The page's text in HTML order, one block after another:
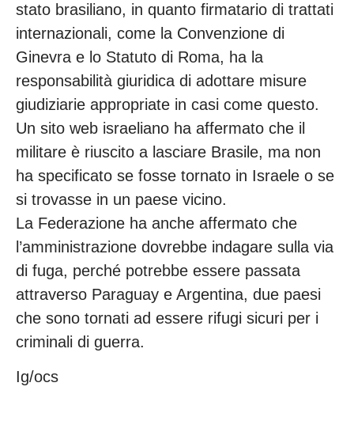
stato brasiliano, in quanto firmatario di trattati
internazionali, come la Convenzione di
Ginevra e lo Statuto di Roma, ha la
responsabilità giuridica di adottare misure
giudiziarie appropriate in casi come questo.
Un sito web israeliano ha affermato che il
militare è riuscito a lasciare Brasile, ma non
ha specificato se fosse tornato in Israele o se
si trovasse in un paese vicino.
La Federazione ha anche affermato che
l’amministrazione dovrebbe indagare sulla via
di fuga, perché potrebbe essere passata
attraverso Paraguay e Argentina, due paesi
che sono tornati ad essere rifugi sicuri per i
criminali di guerra.
Ig/ocs